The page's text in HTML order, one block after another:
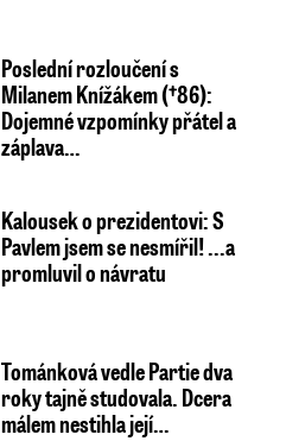
Poslední rozloučení s
Milanem Knížákem (†86):
Dojemné vzpomínky přátel a
záplava…
Kalousek o prezidentovi: S
Pavlem jsem se nesmířil! ...a
promluvil o návratu
Tománková vedle Partie dva
roky tajně studovala. Dcera
málem nestihla její…